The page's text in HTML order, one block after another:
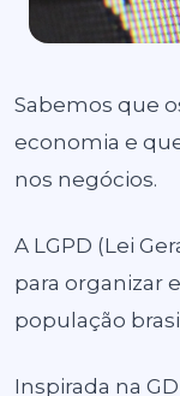
Sabemos que
economia e
nos negócios.
A LGPD (Lei
para organizar
população
Inspirada na